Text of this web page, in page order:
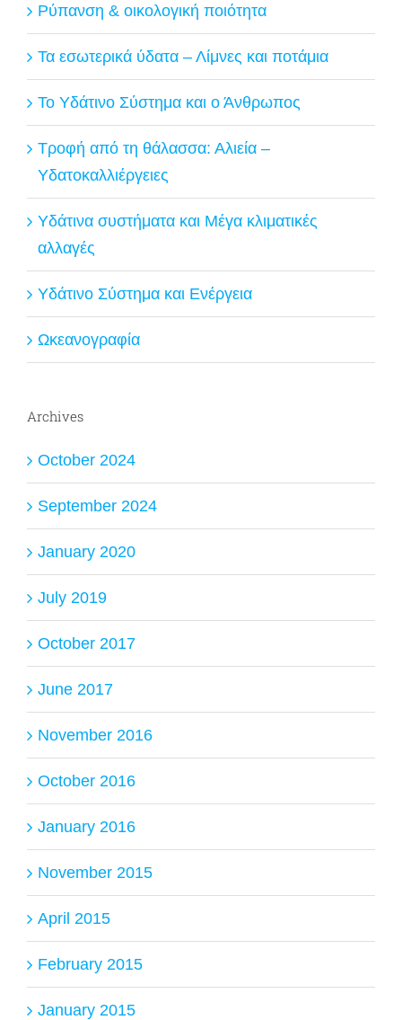
Ρύπανση & οικολογική ποιότητα
Τα εσωτερικά ύδατα – Λίμνες και ποτάμια
Το Υδάτινο Σύστημα και ο Άνθρωπος
Τροφή από τη θάλασσα: Αλιεία –
Υδατοκαλλιέργειες
Υδάτινα συστήματα και Μέγα κλιματικές
αλλαγές
Υδάτινο Σύστημα και Ενέργεια
Ωκεανογραφία
Archives
October 2024
September 2024
January 2020
July 2019
October 2017
June 2017
November 2016
October 2016
January 2016
November 2015
April 2015
February 2015
January 2015